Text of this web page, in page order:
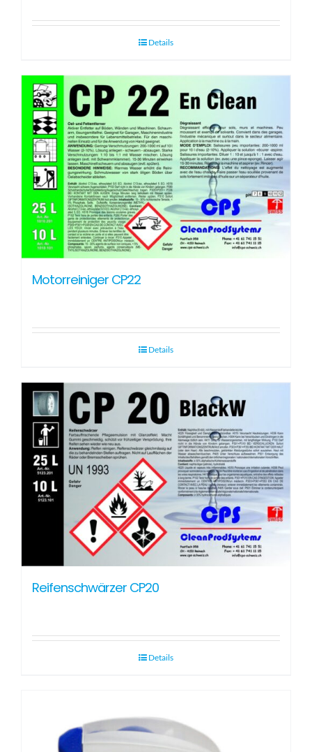
Details
Motorreiniger CP22
Details
Reifenschwärzer CP20
Details